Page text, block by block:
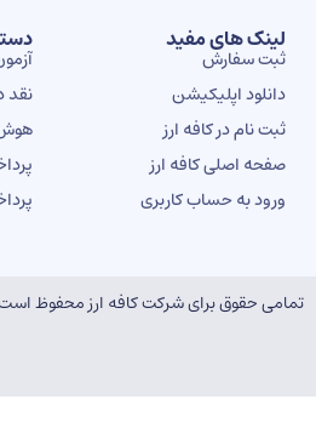
های مفید
سفارش
اپلیکیشن
نام در کافه ارز
اصلی کافه ارز
به حساب کاربری
دسته
آزمون
نقد
هوش
پرداخت
پرداخت
حقوق برای شرکت کافه ارز محفوظ است.